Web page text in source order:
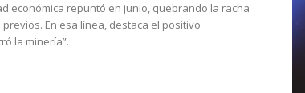
económica repuntó en junio, quebrando la racha
En esa línea, destaca el positivo
la minería”.